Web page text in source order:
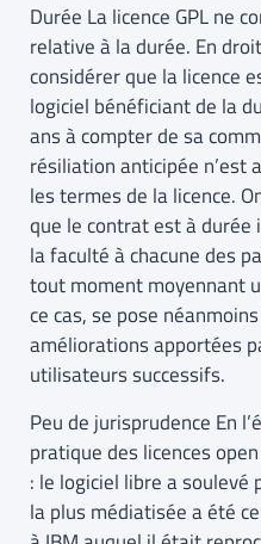
Durée La licence GPL ne
relative à la durée. En
considérer que la licence
logiciel bénéficiant de la
ans à compter de sa
résiliation anticipée n’est
les termes de la licence.
que le contrat est à
la faculté à chacune des
tout moment moyennant
ce cas, se pose
améliorations apportées
utilisateurs successifs.
Peu de jurisprudence En
pratique des licences
: le logiciel libre a soulevé
la plus médiatisée a été